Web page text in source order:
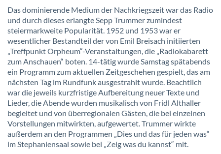
Das dominierende Medium der Nachkriegszeit war das Radio
und durch dieses erlangte Sepp Trummer zumindest
steiermarkweite Popularität. 1952 und 1953 war er
wesentlicher Bestandteil der von Emil Breisach initiierten
„Treffpunkt Orpheum“-Veranstaltungen, die „Radiokabarett
zum Anschauen“ boten. 14-tätig wurde Samstag spätabends
ein Programm zum aktuellen Zeitgeschehen gespielt, das am
nächsten Tag im Rundfunk ausgestrahlt wurde. Beachtlich
war die jeweils kurzfristige Aufbereitung neuer Texte und
Lieder, die Abende wurden musikalisch von Fridl Althaller
begleitet und von überregionalen Gästen, die bei einzelnen
Vorstellungen mitwirkten, aufgewertet. Trummer wirkte
außerdem an den Programmen „Dies und das für jeden was“
im Stephaniensaal sowie bei „Zeig was du kannst“ mit.